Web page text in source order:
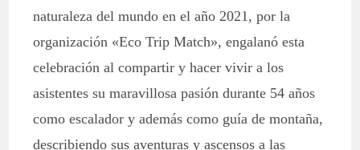
naturaleza del mundo en el año 2021, por la
organización «Eco Trip Match», engalanó esta
celebración al compartir y hacer vivir a los
asistentes su maravillosa pasión durante 54 años
como escalador y además como guía de montaña,
describiendo sus aventuras y ascensos a las